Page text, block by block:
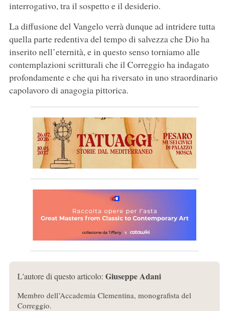
interrogativo, tra il sospetto e il desiderio.
La diffusione del Vangelo verrà dunque ad intridere tutta
quella parte redentiva del tempo di salvezza che Dio ha
inserito nell’eternità, e in questo senso torniamo alle
contemplazioni scritturali che il Correggio ha indagato
profondamente e che qui ha riversato in uno straordinario
capolavoro di anagogia pittorica.
L'autore di questo articolo: Giuseppe Adani
Membro dell’Accademia Clementina, monografista del
Correggio.